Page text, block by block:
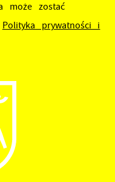
może zostać
Polityka prywatności i